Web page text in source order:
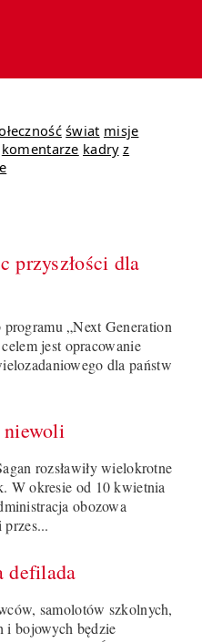
świat misje
komentarze kadry z
przyszłości dla
„Next Generation
jest opracowanie
dla państw
niewoli
rozsławiły wielokrotne
W okresie od 10 kwietnia
obozowa
defilada
samolotów szkolnych,
i bojowych będzie